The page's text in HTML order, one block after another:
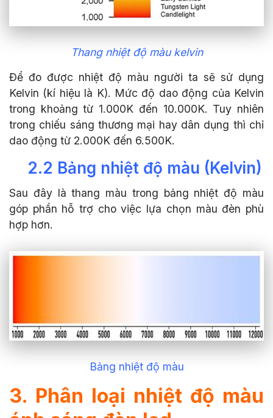
Thang nhiệt độ màu kelvin
Để đo được nhiệt độ màu người ta sẽ sử dụng
Kelvin (kí hiệu là K). Mức độ dao động của Kelvin
trong khoảng từ 1.000K đến 10.000K. Tuy nhiên
trong chiếu sáng thương mại hay dân dụng thì chỉ
dao động từ 2.000K đến 6.500K.
2.2 Bảng nhiệt độ màu (Kelvin)
Sau đây là thang màu trong bảng nhiệt độ màu
góp phần hỗ trợ cho việc lựa chọn màu đèn phù
hợp hơn.
Bảng nhiệt độ màu
3. Phân loại nhiệt độ màu